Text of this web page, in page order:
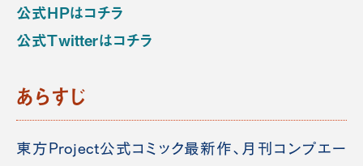
公式HPはコチラ
公式Twitterはコチラ
あらすじ
東方Project公式コミック最新作、月刊コンプエー